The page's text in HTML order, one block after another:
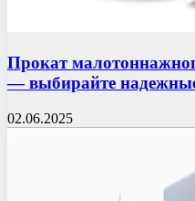
Прокат
— выбирайте
02.06.2025